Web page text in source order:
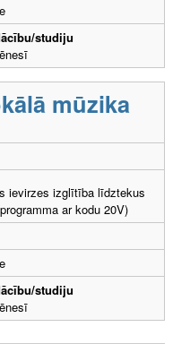
studiju
mūzika
ievirzes izglītība līdztekus
ar kodu 20V)
studiju